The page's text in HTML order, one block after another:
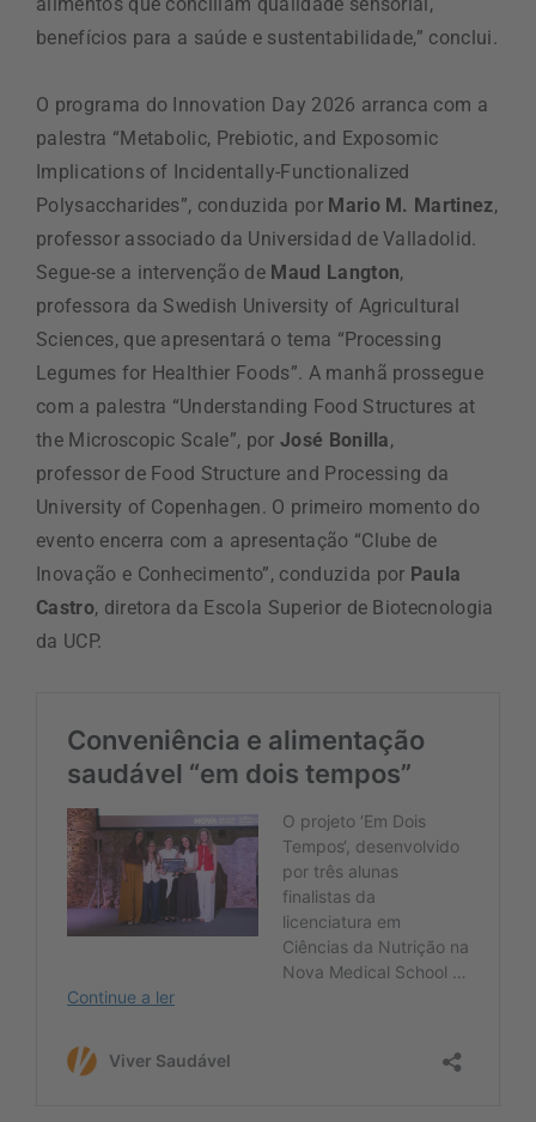
benefícios para a saúde e sustentabilidade,” conclui.
O programa do Innovation Day 2026 arranca com a
palestra “Metabolic, Prebiotic, and Exposomic
Implications of Incidentally-Functionalized
Polysaccharides”, conduzida por Mario M. Martinez,
professor associado da Universidad de Valladolid.
Segue-se a intervenção de Maud Langton,
professora da Swedish University of Agricultural
Sciences, que apresentará o tema “Processing
Legumes for Healthier Foods”. A manhã prossegue
com a palestra “Understanding Food Structures at
the Microscopic Scale”, por José Bonilla,
professor de Food Structure and Processing da
University of Copenhagen. O primeiro momento do
evento encerra com a apresentação “Clube de
Inovação e Conhecimento”, conduzida por Paula
Castro, diretora da Escola Superior de Biotecnologia
da UCP.